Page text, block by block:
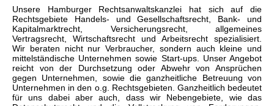
Unsere Hamburger Rechtsanwaltskanzlei hat sich auf die
Rechtsgebiete Handels- und Gesellschaftsrecht, Bank- und
Kapitalmarktrecht, Versicherungsrecht, allgemeines
Vertragsrecht, Wirtschaftsrecht und Arbeitsrecht spezialisiert.
Wir beraten nicht nur Verbraucher, sondern auch kleine und
mittelständische Unternehmen sowie Start-ups. Unser Angebot
reicht von der Durchsetzung oder Abwehr von Ansprüchen
gegen Unternehmen, sowie die ganzheitliche Betreuung von
Unternehmen in den o.g. Rechtsgebieten. Ganzheitlich bedeutet
für uns dabei aber auch, dass wir Nebengebiete, wie das